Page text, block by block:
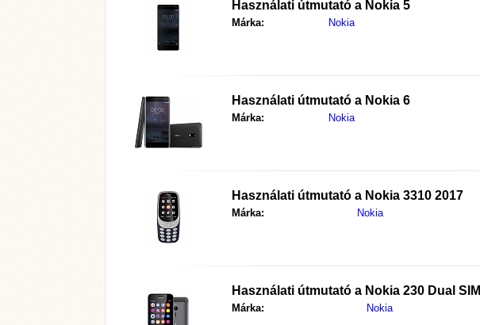
Használati útmutató a Nokia 5
Márka: Nokia
Használati útmutató a Nokia 6
Márka: Nokia
Használati útmutató a Nokia 3310 2017
Márka: Nokia
Használati útmutató a Nokia 230 Dual SIM
Márka: Nokia